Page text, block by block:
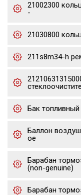
21002300
-
21030800
211s8m34-h
Бак топливный
Баллон
oe
Барабан
(non-genuine)
Барабан